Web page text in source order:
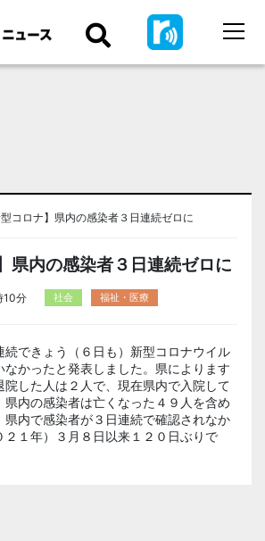
型コロナ】県内の感染者３日連続ゼロに
県内の感染者３日連続ゼロに
10分 社会 福祉・医療
続できょう（６日も）新型コロナウイル
なかったと発表しました。県によります
院した人は２人で、現在県内で入院して
県内の感染者は亡くなった４９人を含め
県内で感染者が３日連続で確認されなか
２１年）３月８日以来１２０日ぶりで